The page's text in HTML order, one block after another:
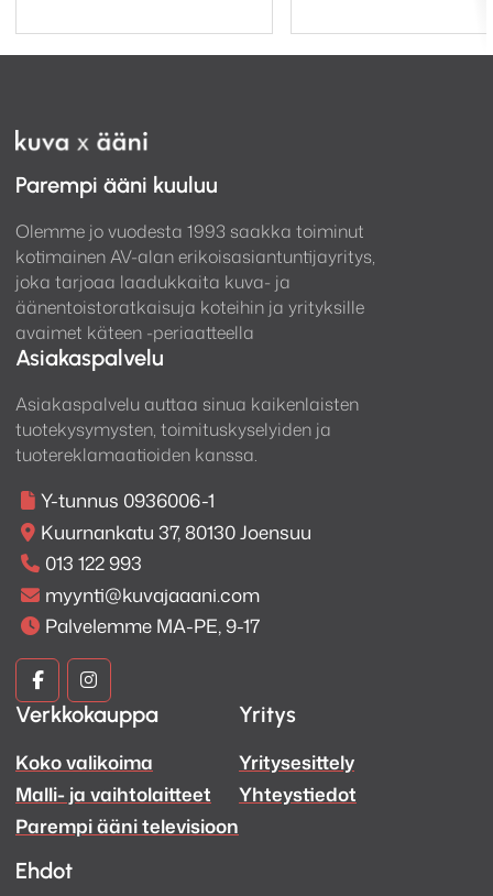
Rakennusmateriaali: Mineral filled ABS, RoHS
compliant
Construction Bracket (Dark Brown)
Hinta/kpl
Parempi ääni kuuluu
Olemme jo vuodesta 1993 saakka toiminut
kotimainen AV-alan erikoisasiantuntijayritys,
joka tarjoaa laadukkaita kuva- ja
äänentoistoratkaisuja koteihin ja yrityksille
avaimet käteen -periaatteella
Asiakaspalvelu
Asiakaspalvelu auttaa sinua kaikenlaisten
tuotekysymysten, toimituskyselyiden ja
tuotereklamaatioiden kanssa.
Y-tunnus 0936006-1
Kuurnankatu 37, 80130 Joensuu
013 122 993
myynti@kuvajaaani.com
Palvelemme MA-PE, 9-17
Kuva
ja
Ääni
Facebook
Kuva
ja
Ääni
Instagram
Verkkokauppa
Koko valikoima
Malli- ja vaihtolaitteet
Parempi ääni televisioon
Yritys
Yritysesittely
Yhteystiedot
Ehdot